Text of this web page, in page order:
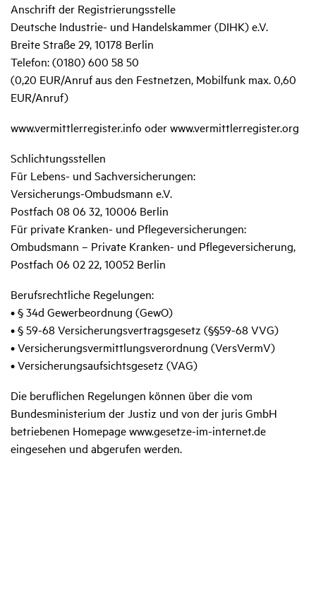
Anschrift der Registrierungsstelle
Deutsche Industrie- und Handelskammer (DIHK) e.V.
Breite Straße 29, 10178 Berlin
Telefon: (0180) 600 58 50
(0,20 EUR/Anruf aus den Festnetzen, Mobilfunk max. 0,60
EUR/Anruf)
www.vermittlerregister.info oder www.vermittlerregister.org
Schlichtungsstellen
Für Lebens- und Sachversicherungen:
Versicherungs-Ombudsmann e.V.
Postfach 08 06 32, 10006 Berlin
Für private Kranken- und Pflegeversicherungen:
Ombudsmann – Private Kranken- und Pflegeversicherung,
Postfach 06 02 22, 10052 Berlin
Berufsrechtliche Regelungen:
• § 34d Gewerbeordnung (GewO)
• § 59-68 Versicherungsvertragsgesetz (§§59-68 VVG)
• Versicherungsvermittlungsverordnung (VersVermV)
• Versicherungsaufsichtsgesetz (VAG)
Die beruflichen Regelungen können über die vom
Bundesministerium der Justiz und von der juris GmbH
betriebenen Homepage www.gesetze-im-internet.de
eingesehen und abgerufen werden.